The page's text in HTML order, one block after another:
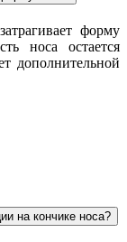
форму
носа остается
дополнительной
на кончике носа?